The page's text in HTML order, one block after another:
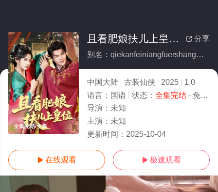
全集完结/全集
 分享
且看肥娘扶儿上皇位(全集)
别名：qiekanfeiniangfuershanghuangwei
中国大陆 古装仙侠 2025
1.0
语言： 国语 状态： 全集完结- 免费观看
导演： 未知
主演： 未知
更新时间： 2025-10-04
 在线观看  极速观看